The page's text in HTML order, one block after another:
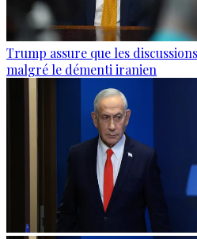
Trump assure que les
malgré le démenti iranien